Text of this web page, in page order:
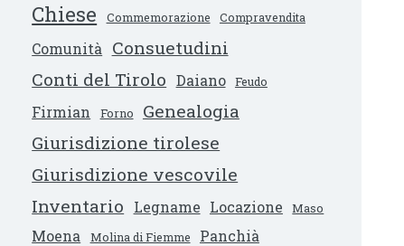
Chiese
Commemorazione Compravendita
Comunità
Consuetudini
Conti del Tirolo Daiano Feudo
Firmian Forno
Genealogia
Giurisdizione tirolese
Giurisdizione vescovile
Inventario
Legname Locazione Maso
Moena Molina di Fiemme Panchià